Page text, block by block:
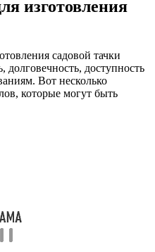
изготовления
садовой тачки
долговечность, доступность
Вот несколько
которые могут быть